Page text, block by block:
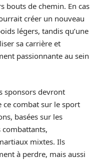
bouts de chemin. En cas
créer un nouveau
légers, tandis qu’une
sa carrière et
passionnante au sein
sponsors devront
ce combat sur le sport
basées sur les
combattants,
mixtes. Ils
à perdre, mais aussi